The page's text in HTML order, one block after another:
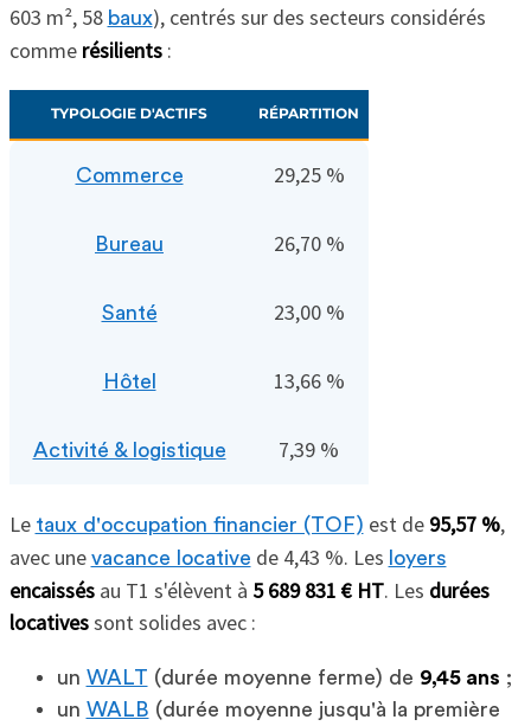
603 m², 58 baux), centrés sur des secteurs considérés
comme résilients:
TYPOLOGIE D'ACTIFS RÉPARTITION
Commerce 29,25 %
Bureau 26,70 %
Santé 23,00 %
Hôtel 13,66 %
Activité & logistique 7,39 %
Le taux d'occupation financier (TOF) est de 95,57 %,
avec une vacance locative de 4,43 %. Les loyers
encaissésau T1 s'élèvent à 5 689 831 € HT. Les durées
locativessont solides avec :
un WALT (durée moyenne ferme) de 9,45 ans ;
un WALB (durée moyenne jusqu'à la première